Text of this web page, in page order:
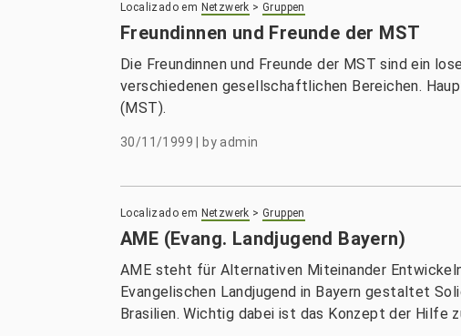
Localizado em Netzwerk >Gruppen
Freundinnen und Freunde der MST
Die Freundinnen und Freunde der MST sind ein
verschiedenen gesellschaftlichen Bereichen.
(MST).
30/11/1999 byadmin
Localizado em Netzwerk >Gruppen
AME (Evang. Landjugend Bayern)
AME steht für Alternativen Miteinander
Evangelischen Landjugend in Bayern gestaltet
Brasilien. Wichtig dabei ist das Konzept der Hilfe